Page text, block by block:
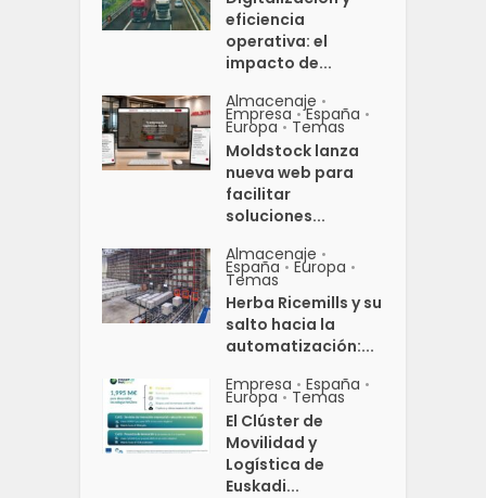
eficiencia
operativa: el
impacto de...
Almacenaje •
Empresa • España •
Europa • Temas
Moldstock lanza
nueva web para
facilitar
soluciones...
Almacenaje •
España • Europa •
Temas
Herba Ricemills y su
salto hacia la
automatización:...
Empresa • España •
Europa • Temas
El Clúster de
Movilidad y
Logística de
Euskadi...